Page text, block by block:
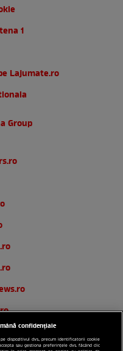
1
Lajumate.ro
Group
confidențiale
dispozitivul dvs., precum identificatorii cookie
sau gestiona preferințele dvs. făcând clic